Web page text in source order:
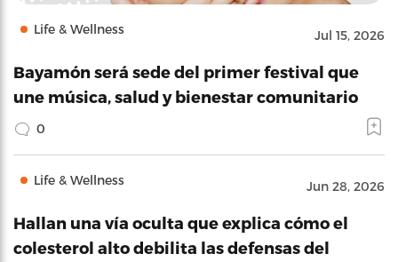
Life & Wellness Jul 15, 2026
Bayamón será sede del primer festival que
une música, salud y bienestar comunitario
0
Life & Wellness Jun 28, 2026
Hallan una vía oculta que explica cómo el
colesterol alto debilita las defensas del